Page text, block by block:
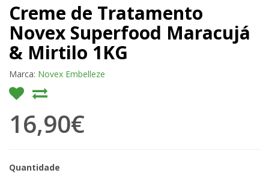
Creme de Tratamento
Novex Superfood Maracujá
& Mirtilo 1KG
Marca: Novex Embelleze
16,90€
Quantidade